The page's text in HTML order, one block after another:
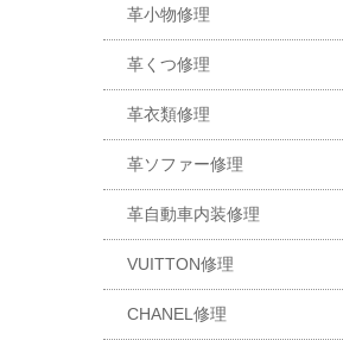
革小物修理
革くつ修理
革衣類修理
革ソファー修理
革自動車内装修理
VUITTON修理
CHANEL修理